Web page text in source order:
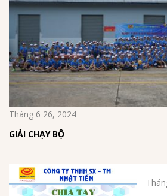
Tháng 6 26, 2024
GIẢI CHẠY BỘ